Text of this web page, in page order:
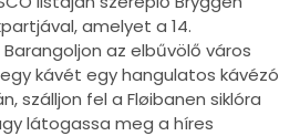
amelyet a 14.
az elbűvölő város
kávét egy hangulatos kávézó
szálljon fel a Fløibanen siklóra
látogassa meg a híres